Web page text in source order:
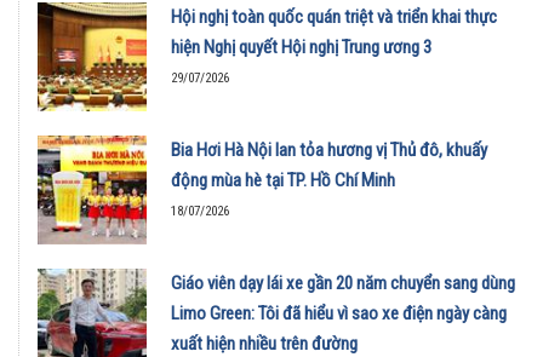
Hội nghị toàn quốc quán triệt và triển khai thực
hiện Nghị quyết Hội nghị Trung ương 3
29/07/2026
Bia Hơi Hà Nội lan tỏa hương vị Thủ đô, khuấy
động mùa hè tại TP. Hồ Chí Minh
18/07/2026
Giáo viên dạy lái xe gần 20 năm chuyển sang dùng
Limo Green: Tôi đã hiểu vì sao xe điện ngày càng
xuất hiện nhiều trên đường